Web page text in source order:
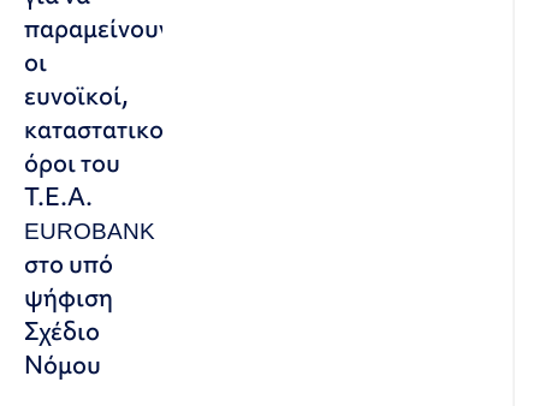
παραμείνουν
οι
ευνοϊκοί,
καταστατικοί
όροι του
Τ.Ε.Α.
EUROBANK
στο υπό
ψήφιση
Σχέδιο
Νόμου